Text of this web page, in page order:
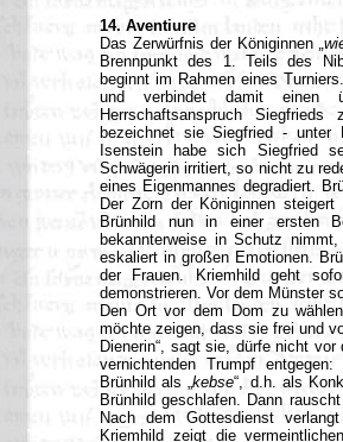
14. Aventiure
Das Zerwürfnis der Königinnen
Brennpunkt des 1. Teils des
beginnt im Rahmen eines
und verbindet damit einen
Herrschaftsanspruch
bezeichnet sie Siegfried -
Isenstein habe sich Siegfried
Schwägerin irritiert, so nicht zu
eines Eigenmannes degradiert.
Der Zorn der Königinnen
Brünhild nun in einer ersten
bekannterweise in Schutz
eskaliert in großen Emotionen.
der Frauen. Kriemhild geht
demonstrieren. Vor dem Münster
Den Ort vor dem Dom zu
möchte zeigen, dass sie frei und
Dienerin“, sagt sie, dürfe nicht
vernichtenden Trumpf
Brünhild als „kebse“, d.h. als
Brünhild geschlafen. Dann
Nach dem Gottesdienst
Kriemhild zeigt die